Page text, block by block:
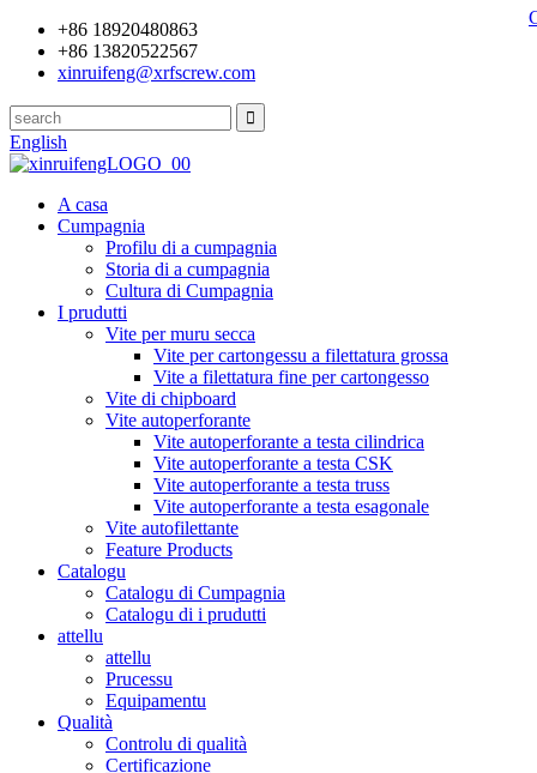
+86 18920480863
+86 13820522567
xinruifeng@xrfscrew.com
English
A casa
Cumpagnia
Profilu di a cumpagnia
Storia di a cumpagnia
Cultura di Cumpagnia
I prudutti
Vite per muru secca
Vite per cartongessu a filettatura grossa
Vite a filettatura fine per cartongesso
Vite di chipboard
Vite autoperforante
Vite autoperforante a testa cilindrica
Vite autoperforante a testa CSK
Vite autoperforante a testa truss
Vite autoperforante a testa esagonale
Vite autofilettante
Feature Products
Catalogu
Catalogu di Cumpagnia
Catalogu di i prudutti
attellu
attellu
Prucessu
Equipamentu
Qualità
Controlu di qualità
Certificazione